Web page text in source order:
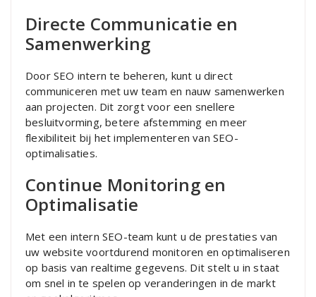
Directe Communicatie en
Samenwerking
Door SEO intern te beheren, kunt u direct
communiceren met uw team en nauw samenwerken
aan projecten. Dit zorgt voor een snellere
besluitvorming, betere afstemming en meer
flexibiliteit bij het implementeren van SEO-
optimalisaties.
Continue Monitoring en
Optimalisatie
Met een intern SEO-team kunt u de prestaties van
uw website voortdurend monitoren en optimaliseren
op basis van realtime gegevens. Dit stelt u in staat
om snel in te spelen op veranderingen in de markt